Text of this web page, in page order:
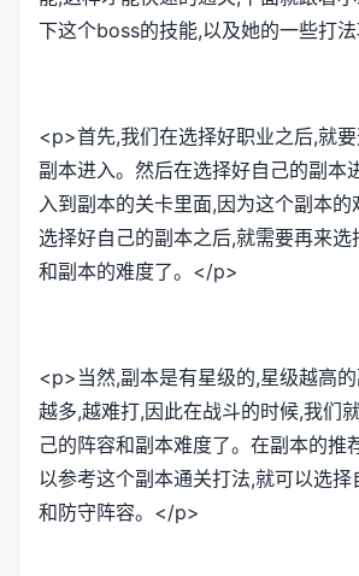
下这个boss的技能,以及她的一些打
<p>首先,我们在选择好职业之后,就
副本进入。然后在选择好自己的副本
入到副本的关卡里面,因为这个副本的
选择好自己的副本之后,就需要再来选
和副本的难度了。</p>
<p>当然,副本是有星级的,星级越高
越多,越难打,因此在战斗的时候,我们
己的阵容和副本难度了。在副本的推
以参考这个副本通关打法,就可以选
和防守阵容。</p>